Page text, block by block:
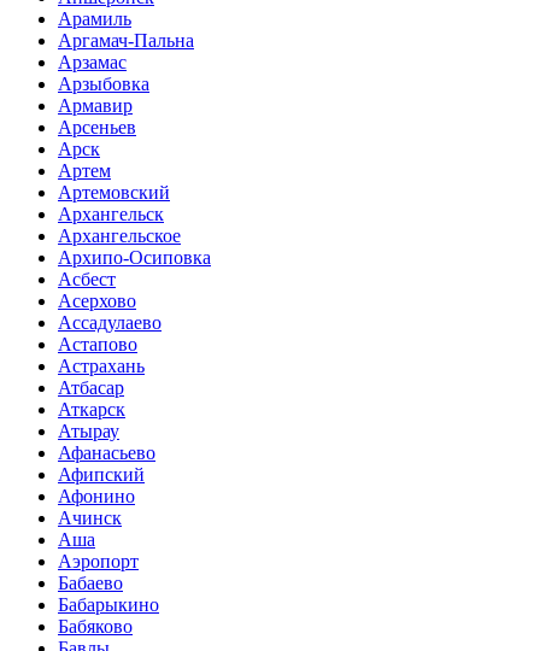
Арамиль
Аргамач-Пальна
Арзамас
Арзыбовка
Армавир
Арсеньев
Арск
Артем
Артемовский
Архангельск
Архангельское
Архипо-Осиповка
Асбест
Асерхово
Ассадулаево
Астапово
Астрахань
Атбасар
Аткарск
Атырау
Афанасьево
Афипский
Афонино
Ачинск
Аша
Аэропорт
Бабаево
Бабарыкино
Бабяково